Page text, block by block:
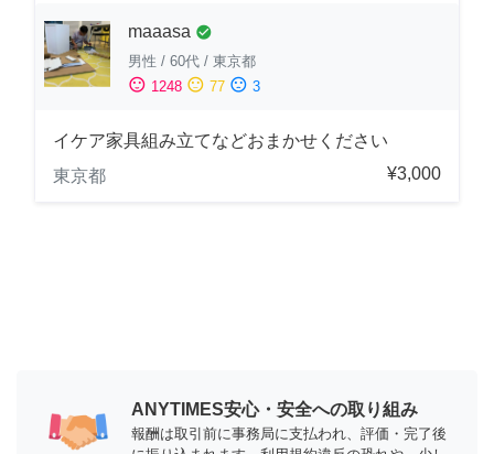
maaasa check_circle
男性 / 60代 / 東京都
sentiment_satisfied 1248 sentiment_neutral 77 sentiment_dissatisfied 3
イケア家具組み立てなどおまかせください
東京都
¥3,000
ANYTIMES安心・安全への取り組み
報酬は取引前に事務局に支払われ、評価・完了後